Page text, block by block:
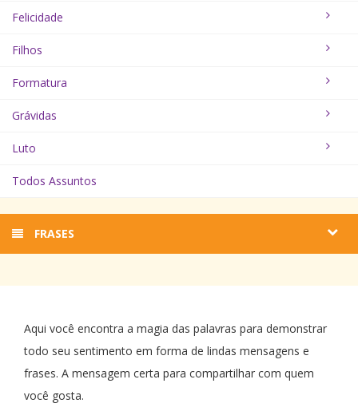
Felicidade
Filhos
Formatura
Grávidas
Luto
Todos Assuntos
FRASES
Aqui você encontra a magia das palavras para demonstrar
todo seu sentimento em forma de lindas mensagens e
frases. A mensagem certa para compartilhar com quem
você gosta.